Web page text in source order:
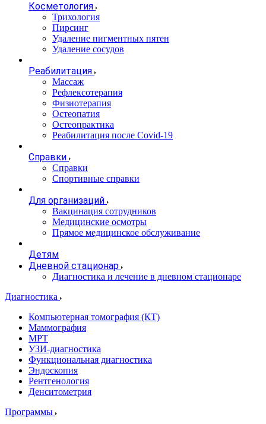
Косметология
Трихология
Пирсинг
Удаление пигментных пятен
Удаление сосудов
Реабилитация
Массаж
Рефлексотерапия
Физиотерапия
Остеопатия
Остеопрактика
Реабилитация после Covid-19
Справки
Справки
Спортивные справки
Для организаций
Вакцинация сотрудников
Медицинские осмотры
Прямое медицинское обслуживание
Детям
Дневной стационар
Диагностика и лечение в дневном стационаре
Диагностика
Компьютерная томография (КТ)
Маммография
МРТ
УЗИ-диагностика
Функциональная диагностика
Эндоскопия
Рентгенология
Денситометрия
Программы